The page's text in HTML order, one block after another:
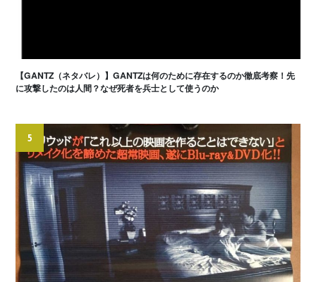
【GANTZ（ネタバレ）】GANTZは何のために存在するのか徹底考察！先
に攻撃したのは人間？なぜ死者を兵士として使うのか
5